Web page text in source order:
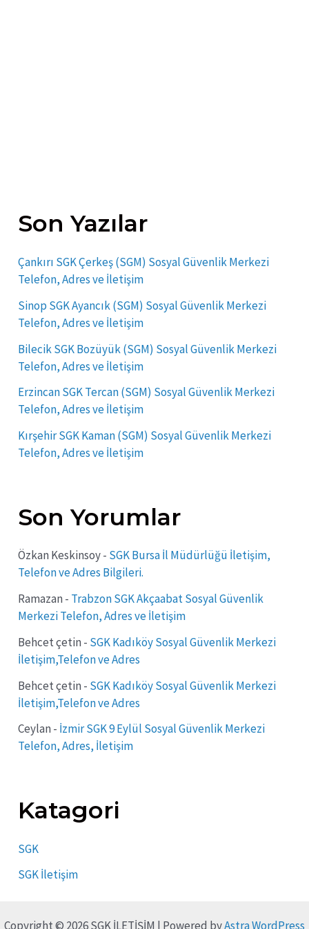
Son Yazılar
Çankırı SGK Çerkeş (SGM) Sosyal Güvenlik Merkezi
Telefon, Adres ve İletişim
Sinop SGK Ayancık (SGM) Sosyal Güvenlik Merkezi
Telefon, Adres ve İletişim
Bilecik SGK Bozüyük (SGM) Sosyal Güvenlik Merkezi
Telefon, Adres ve İletişim
Erzincan SGK Tercan (SGM) Sosyal Güvenlik Merkezi
Telefon, Adres ve İletişim
Kırşehir SGK Kaman (SGM) Sosyal Güvenlik Merkezi
Telefon, Adres ve İletişim
Son Yorumlar
Özkan Keskinsoy- SGK Bursa İl Müdürlüğü İletişim,
Telefon ve Adres Bilgileri.
Ramazan - Trabzon SGK Akçaabat Sosyal Güvenlik
Merkezi Telefon, Adres ve İletişim
Behcet çetin - SGK Kadıköy Sosyal Güvenlik Merkezi
İletişim,Telefon ve Adres
Behcet çetin - SGK Kadıköy Sosyal Güvenlik Merkezi
İletişim,Telefon ve Adres
Ceylan - İzmir SGK 9 Eylül Sosyal Güvenlik Merkezi
Telefon, Adres, İletişim
Katagori
SGK
SGK İletişim
Copyright © 2026 SGK İLETİŞİM | Powered byAstra WordPress